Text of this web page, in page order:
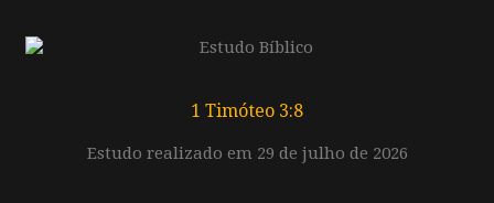
1 Timóteo 3:8
Estudo realizado em 29 de julho de 2026